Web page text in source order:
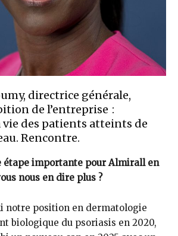
directrice générale,
de l’entreprise :
des patients atteints de
Rencontre.
étape importante pour Almirall en
nous en dire plus ?
notre position en dermatologie
biologique du psoriasis en 2020,